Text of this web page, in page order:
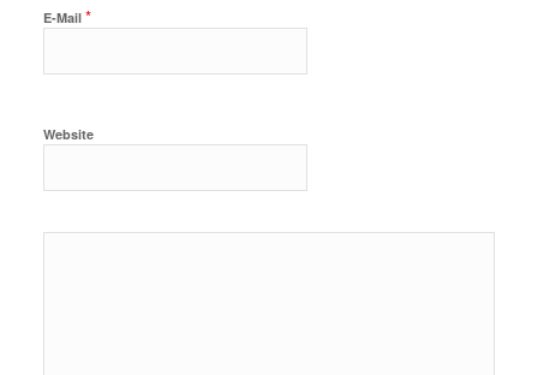
E-Mail *
Website